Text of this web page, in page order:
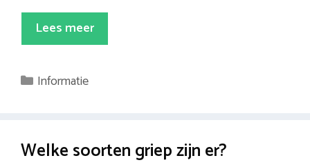
Lees meer
Categorieën
Informatie
Welke soorten griep zijn er?